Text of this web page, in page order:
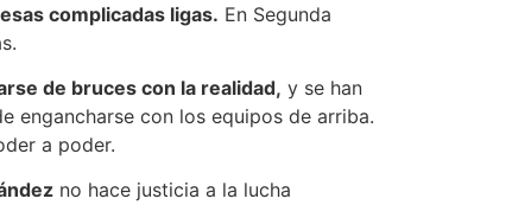
complicadas ligas. En Segunda
de bruces con la realidad, y se han
engancharse con los equipos de arriba.
a poder.
no hace justicia a la lucha